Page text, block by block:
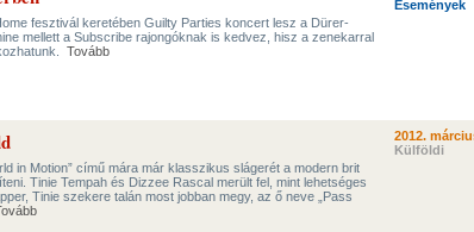
fesztivál keretében Guilty Parties koncert lesz a Dürer-
mellett a Subscribe rajongóknak is kedvez, hisz a zenekarral
Tovább
Események
in Motion” című mára már klasszikus slágerét a modern brit
Tinie Tempah és Dizzee Rascal merült fel, mint lehetséges
Tinie szekere talán most jobban megy, az ő neve „Pass
2012.
Külföldi